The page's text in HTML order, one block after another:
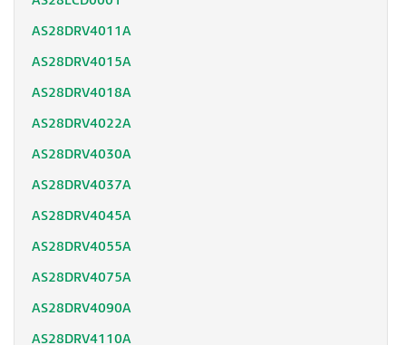
AS28DRV4011A
AS28DRV4015A
AS28DRV4018A
AS28DRV4022A
AS28DRV4030A
AS28DRV4037A
AS28DRV4045A
AS28DRV4055A
AS28DRV4075A
AS28DRV4090A
AS28DRV4110A